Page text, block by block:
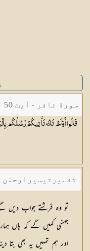
سورة غافر - آیت 50
قَالُوا أَوَلَمْ تَكُ تَأْتِيكُمْ رُسُلُكُم
تو وہ فرشتے جواب دیں
جہنمی کہیں گے کہ ہاں
اور ہم تمہیں یہ بھی بتا